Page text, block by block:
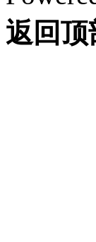
返回顶